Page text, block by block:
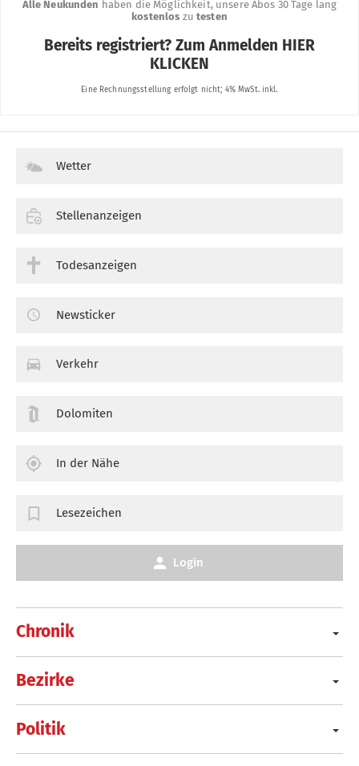
Chronik
Bezirke
Politik
Wetter
Stellenanzeigen
Todesanzeigen
Newsticker
Verkehr
Dolomiten
In der Nähe
Lesezeichen
Login